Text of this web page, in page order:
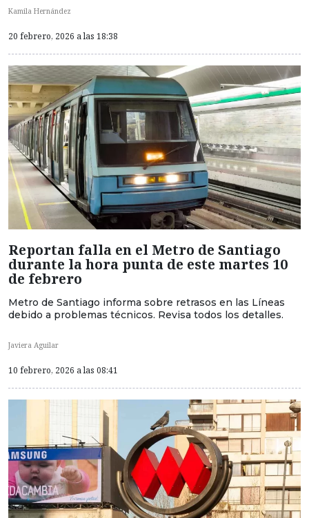
Kamila Hernández
20 febrero, 2026 a las 18:38
Reportan falla en el Metro de Santiago
durante la hora punta de este martes 10
de febrero
Metro de Santiago informa sobre retrasos en las Líneas
debido a problemas técnicos. Revisa todos los detalles.
Javiera Aguilar
10 febrero, 2026 a las 08:41